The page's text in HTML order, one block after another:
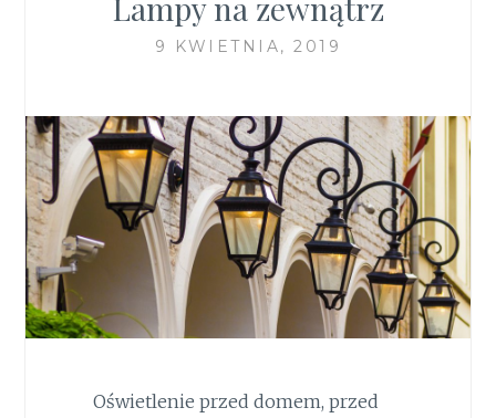
Lampy na zewnątrz
9 KWIETNIA, 2019
Oświetlenie przed domem, przed